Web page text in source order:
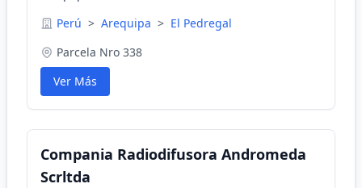
Perú > Arequipa > El Pedregal
Parcela Nro 338
Ver Más
Compania Radiodifusora Andromeda
Scrltda